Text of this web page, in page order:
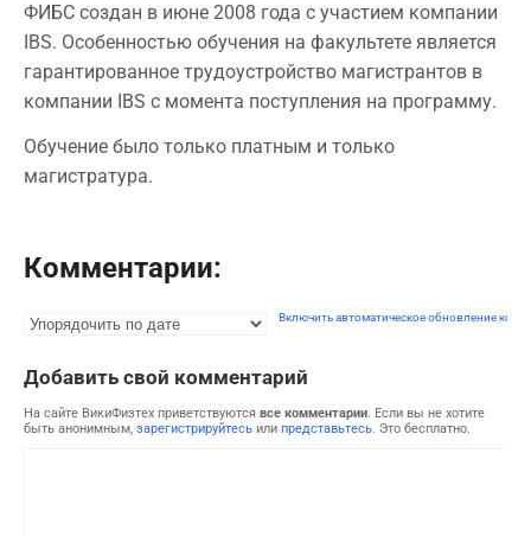
ФИБС создан в июне 2008 года с участием компании
IBS. Особенностью обучения на факультете является
гарантированное трудоустройство магистрантов в
компании IBS с момента поступления на программу.
Обучение было только платным и только
магистратура.
Комментарии:
Включить автоматическое обновление
Добавить свой комментарий
На сайте ВикиФизтех приветствуются все комментарии. Если вы не хотите
быть анонимным, зарегистрируйтесь или представьтесь. Это бесплатно.